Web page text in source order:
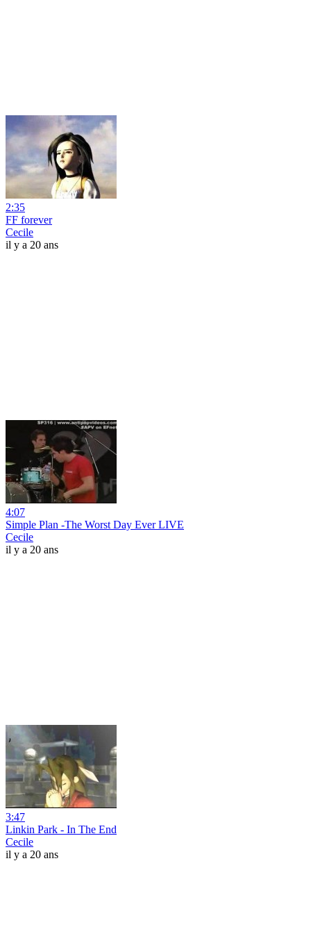
2:35
FF forever
Cecile
il y a 20 ans
4:07
Simple Plan -The Worst Day Ever LIVE
Cecile
il y a 20 ans
3:47
Linkin Park - In The End
Cecile
il y a 20 ans